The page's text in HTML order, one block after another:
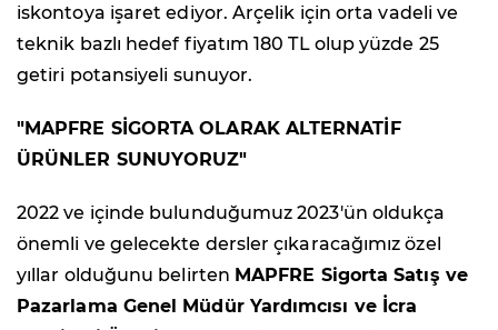
iskontoya işaret ediyor. Arçelik için orta vadeli ve
teknik bazlı hedef fiyatım 180 TL olup yüzde 25
getiri potansiyeli sunuyor.
"MAPFRE SİGORTA OLARAK ALTERNATİF
ÜRÜNLER SUNUYORUZ"
2022 ve içinde bulunduğumuz 2023'ün oldukça
önemli ve gelecekte dersler çıkaracağımız özel
yıllar olduğunu belirten MAPFRE Sigorta Satış ve
Pazarlama Genel Müdür Yardımcısı ve İcra